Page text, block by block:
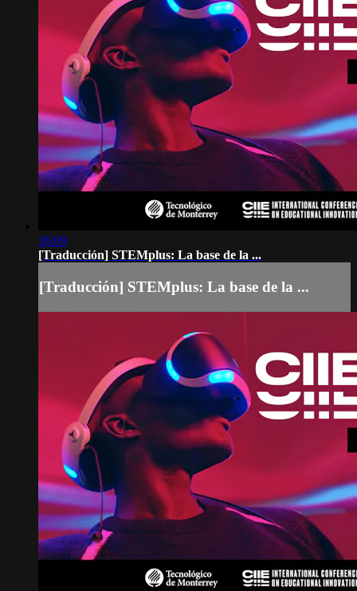
36:09
[Traducción] STEMplus: La base de la ...
[Traducción] STEMplus: La base de la ...